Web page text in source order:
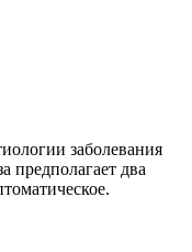
заболевания
предполагает два